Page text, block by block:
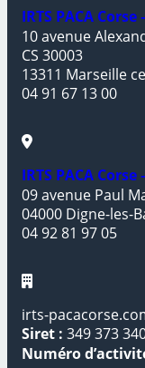
IRTS PACA
10 avenue
CS 30003
13311 Marseille
04 91 67 13 00
IRTS PACA
09 avenue Paul
04000 Digne-les-
04 92 81 97 05
irts-
Siret : 349 373
Numéro